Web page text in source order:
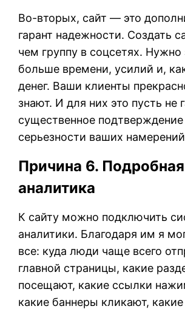
Во-вторых, сайт — это
гарант надежности. Создать
чем группу в соцсетях. Нужно
больше времени, усилий и,
денег. Ваши клиенты
знают. И для них это пусть не
существенное подтверждение
серьезности ваших
Причина 6. Подробная
аналитика
К сайту можно подключить
аналитики. Благодаря им я
все: куда люди чаще всего
главной страницы, какие
посещают, какие ссылки
какие баннеры кликают, какие